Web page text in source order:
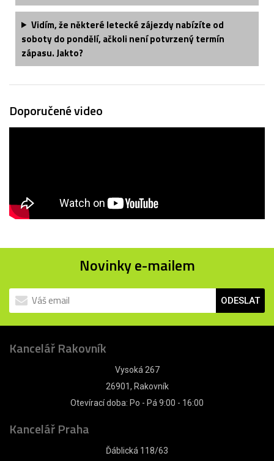
Vidím, že některé letecké zájezdy nabízíte od
soboty do pondělí, ačkoli není potvrzený termín
zápasu. Jakto?
Doporučené video
Novinky e-mailem
ODESLAT
Kancelář Rakovník
Vysoká 267
26901, Rakovník
Otevírací doba: Po - Pá 9:00 - 16:00
Kancelář Praha
Ďáblická 118/63